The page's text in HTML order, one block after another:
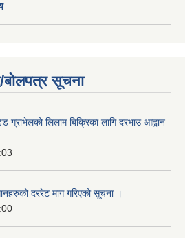
बोलपत्र सूचना
ग्राभेलको लिलाम बिक्रिका लागि दरभाउ आह्वान
दररेट माग गरिएको सूचना ।